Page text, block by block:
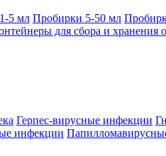
5 мл Пробирки 5-50 мл
для сбора и хранения
Герпес-вирусные инфекции
инфекции